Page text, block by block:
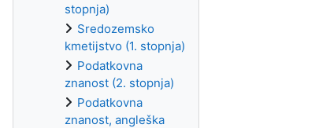
stopnja)
Sredozemsko
kmetijstvo (1. stopnja)
Podatkovna
znanost (2. stopnja)
Podatkovna
znanost, angleška